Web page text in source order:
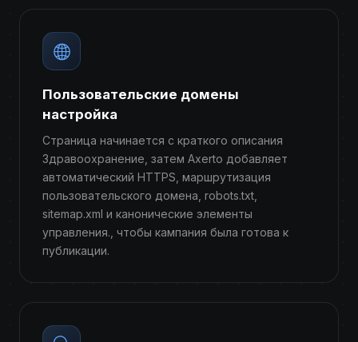
Пользовательские домены
настройка
Страница начинается с краткого описания
Здравоохранение, затем Axerto добавляет
автоматический HTTPS, маршрутизация
пользовательского домена, robots.txt,
sitemap.xml и канонические элементы
управления., чтобы кампания была готова к
публикации.